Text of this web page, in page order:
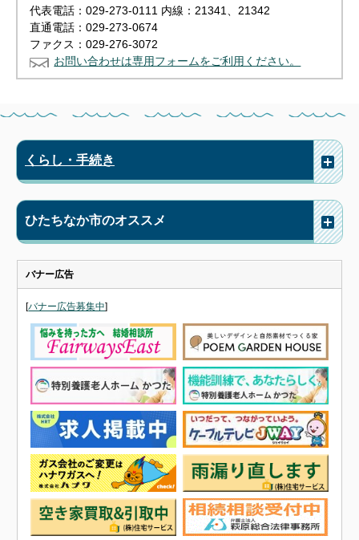
代表電話：029-273-0111 内線：21341、21342
直通電話：029-273-0674
ファクス：029-276-3072
お問い合わせは専用フォームをご利用ください。
くらし・手続き
ひたちなか市のオススメ
バナー広告
[バナー広告募集中]